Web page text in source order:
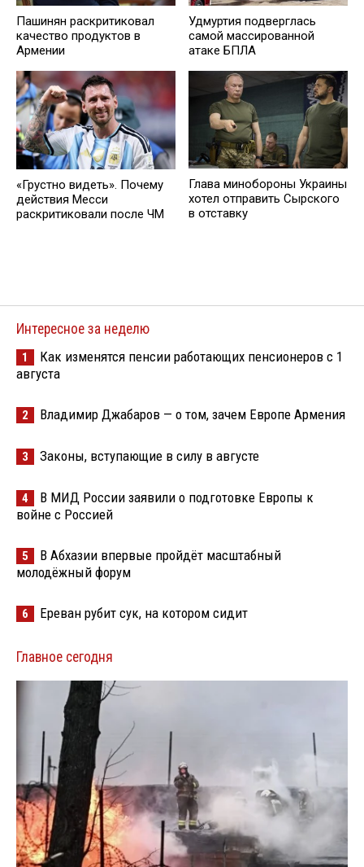
Пашинян раскритиковал
качество продуктов в
Армении
Удмуртия подверглась
самой массированной
атаке БПЛА
«Грустно видеть». Почему
действия Месси
раскритиковали после ЧМ
Глава минобороны Украины
хотел отправить Сырского
в отставку
Интересное за неделю
1
Как изменятся пенсии работающих пенсионеров с 1
августа
2 Владимир Джабаров — о том, зачем Европе Армения
3 Законы, вступающие в силу в августе
4
В МИД России заявили о подготовке Европы к
войне с Россией
5
В Абхазии впервые пройдёт масштабный
молодёжный форум
6 Ереван рубит сук, на котором сидит
Главное сегодня